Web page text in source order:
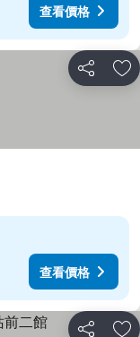
查看價格
分享 加
查看價格